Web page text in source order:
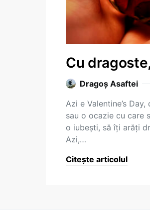
Cu
Dragoş Asaftei
Azi e Valentine’s
sau o ocazie cu care
o iubești, să îți arăți
Azi,…
Citește articolul